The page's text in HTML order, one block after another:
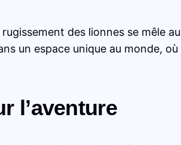
des lionnes se mêle
un espace unique au monde,
l’aventure